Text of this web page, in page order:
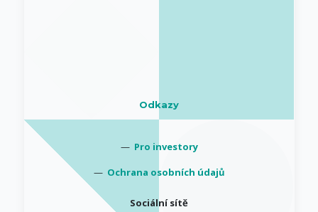
Odkazy
— Pro investory
— Ochrana osobních údajů
Sociální sítě